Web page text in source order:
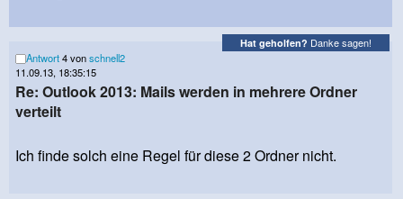
Hat geholfen? Danke sagen!
Antwort4 vonschnell2
11.09.13, 18:35:15
Re: Outlook 2013: Mails werden in mehrere Ordner
verteilt
Ich finde solch eine Regel für diese 2 Ordner nicht.